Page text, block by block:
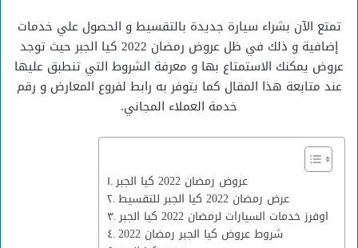
تمتع الآن بشراء سيارة جديدة بالتقسيط و الحصول علي خدمات
إضافية و ذلك في ظل عروض رمضان 2022 كيا الجبر حيث توجد
عروض يمكنك الاستمتاع بها و معرفة الشروط التي تنطبق عليها
عند متابعة هذا المقال كما يتوفر به رابط لفروع المعارض و رقم
خدمة العملاء المجاني.
عروض رمضان 2022 كيا الجبر
عرض رمضان 2022 كيا الجبر للتقسيط
اوفرز خدمات السيارات لرمضان 2022 كيا الجبر
شروط عروض كيا الجبر رمضان 2022